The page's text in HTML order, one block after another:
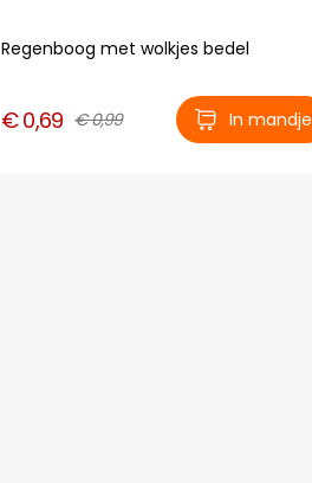
Regenboog met wolkjes bedel
€ 0,69 € 0,99 In mandje